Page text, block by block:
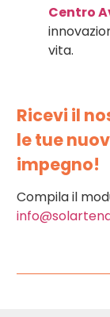
Centro
vita.
Ricevi il
le tue
impegno!
Compila il